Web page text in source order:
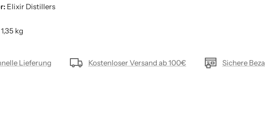
Elixir Distillers
1,35 kg
Lieferung Kostenloser Versand ab 100€ Sichere